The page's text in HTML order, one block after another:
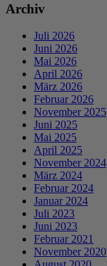
Archiv
Juli 2026
Juni 2026
Mai 2026
April 2026
März 2026
Februar 2026
November 2025
Juni 2025
Mai 2025
April 2025
November 2024
März 2024
Februar 2024
Januar 2024
Juli 2023
Juni 2023
Februar 2021
November 2020